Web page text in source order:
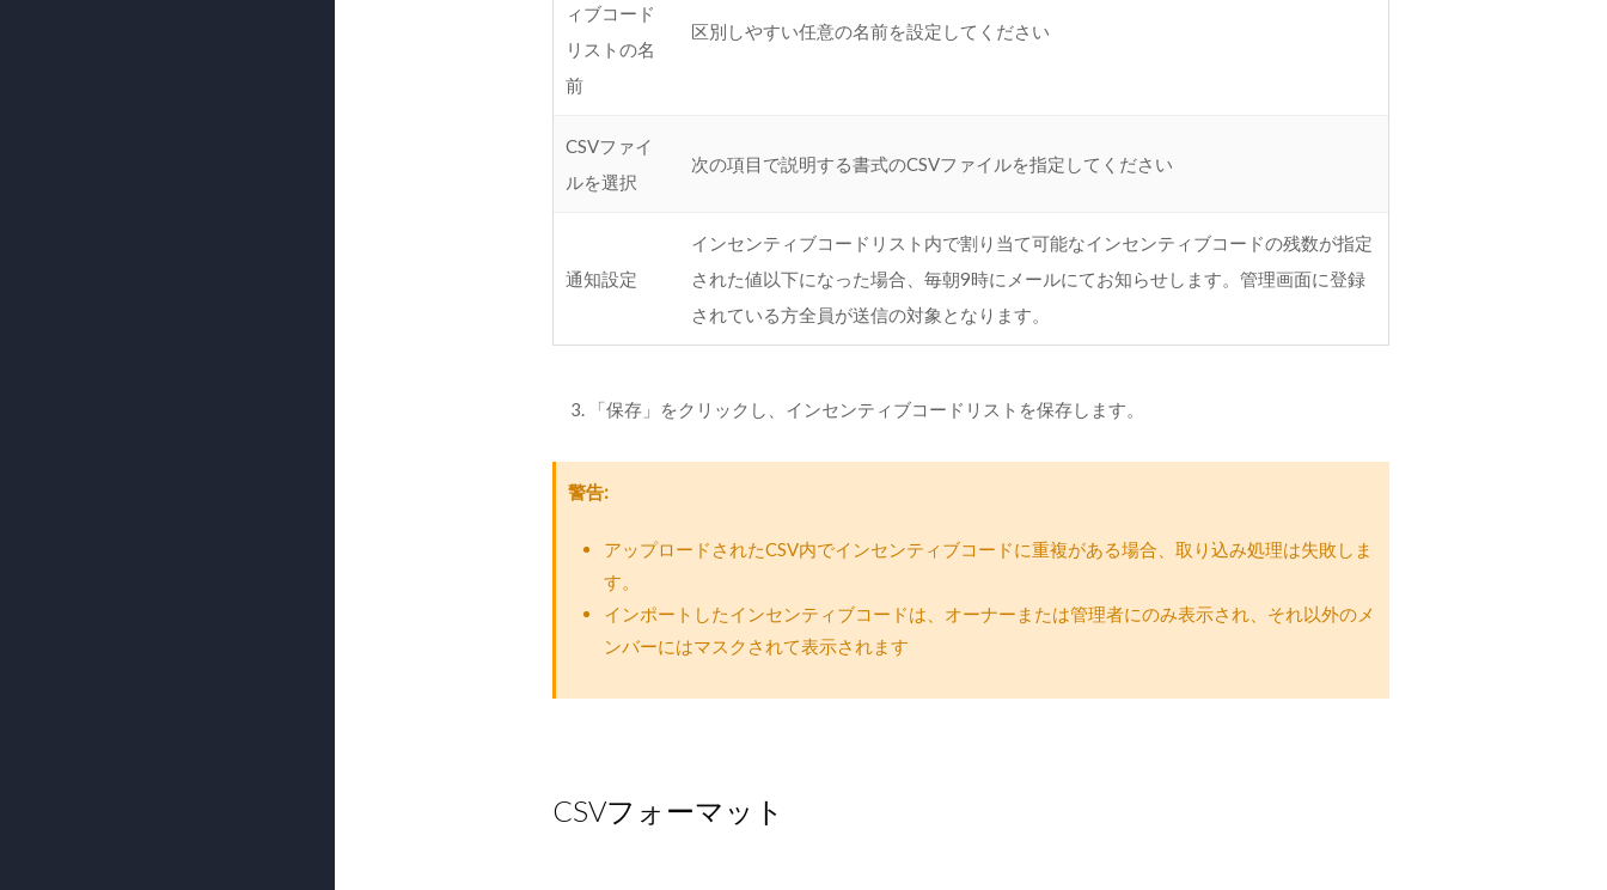
ィブコード
リストの名
前
区別しやすい任意の名前を設定してください
CSVファイ
ルを選択
次の項目で説明する書式のCSVファイルを指定してください
通知設定
インセンティブコードリスト内で割り当て可能なインセンティブコードの残数が指定
された値以下になった場合、毎朝9時にメールにてお知らせします。管理画面に登録
されている方全員が送信の対象となります。
「保存」をクリックし、インセンティブコードリストを保存します。
警告
アップロードされたCSV内でインセンティブコードに重複がある場合、取り込み処理は失敗しま
す。
インポートしたインセンティブコードは、オーナーまたは管理者にのみ表示され、それ以外のメ
ンバーにはマスクされて表示されます
CSVフォーマット